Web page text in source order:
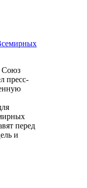
Союз
пресс-
перед
и